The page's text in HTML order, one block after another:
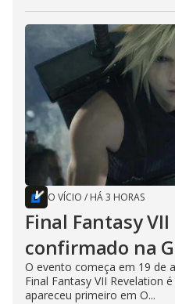
O VÍCIO / HÁ 3 HORAS
Final Fantasy
confirmado na
O evento começa em 19 de
Final Fantasy VII Revelation
apareceu primeiro em O...